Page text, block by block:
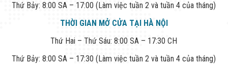
Thứ Bảy: 8:00 SA – 17:00 (Làm việc tuần 2 và tuần 4 của tháng)
THỜI GIAN MỞ CỬA TẠI HÀ NỘI
Thứ Hai – Thứ Sáu: 8:00 SA – 17:30 CH
Thứ Bảy: 8:00 SA – 17:30 (Làm việc tuần 2 và tuần 4 của tháng)